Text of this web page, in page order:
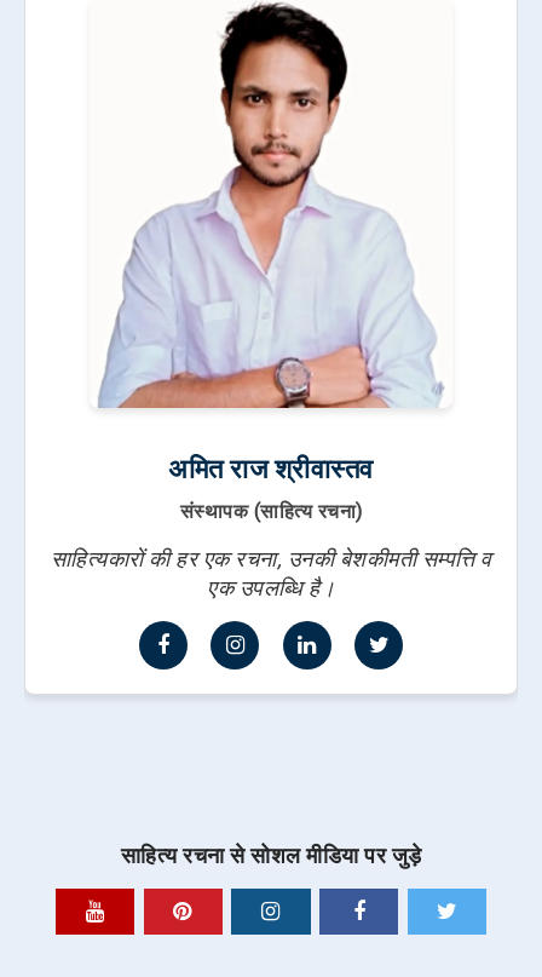
अमित राज श्रीवास्तव
संस्थापक (साहित्य रचना)
साहित्यकारों की हर एक रचना, उनकी बेशकीमती सम्पत्ति व
एक उपलब्धि है।
साहित्य रचना से सोशल मीडिया पर जुड़े